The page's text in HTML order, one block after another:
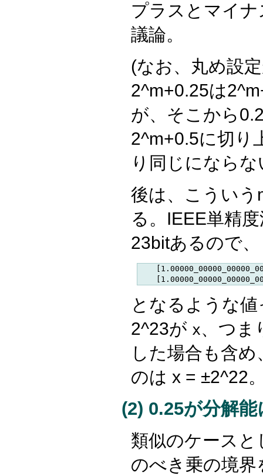
プラスとマイ
議論。
(なお、丸め設
2^m+0.25は
が、そこから
2^m+0.5に切り
り同じにならな
後は、こうい
る。IEEE単精
23bitあるので
となるような
2^23が x、つま
した場合も含
のは x = ±2^22
(2) 0.25が分解
類似のケース
のべき乗の境